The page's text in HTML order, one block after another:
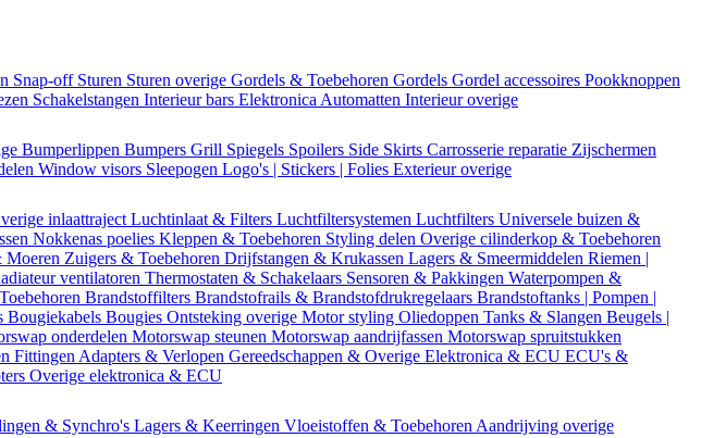
Snap-off Sturen Sturen overige Gordels & Toebehoren Gordels Gordel accessoires Pookknoppen
Schakelstangen Interieur bars Elektronica Automatten Interieur overige
Bumperlippen Bumpers Grill Spiegels Spoilers Side Skirts Carrosserie reparatie Zijschermen
Window visors Sleepogen Logo's | Stickers | Folies Exterieur overige
inlaattraject Luchtinlaat & Filters Luchtfiltersystemen Luchtfilters Universele buizen &
Nokkenas poelies Kleppen & Toebehoren Styling delen Overige cilinderkop & Toebehoren
Moeren Zuigers & Toebehoren Drijfstangen & Krukassen Lagers & Smeermiddelen Riemen |
ventilatoren Thermostaten & Schakelaars Sensoren & Pakkingen Waterpompen &
Brandstoffilters Brandstofrails & Brandstofdrukregelaars Brandstoftanks | Pompen |
Bougiekabels Bougies Ontsteking overige Motor styling Oliedoppen Tanks & Slangen Beugels |
onderdelen Motorswap steunen Motorswap aandrijfassen Motorswap spruitstukken
Fittingen Adapters & Verlopen Gereedschappen & Overige Elektronica & ECU ECU's &
Overige elektronica & ECU
& Synchro's Lagers & Keerringen Vloeistoffen & Toebehoren Aandrijving overige